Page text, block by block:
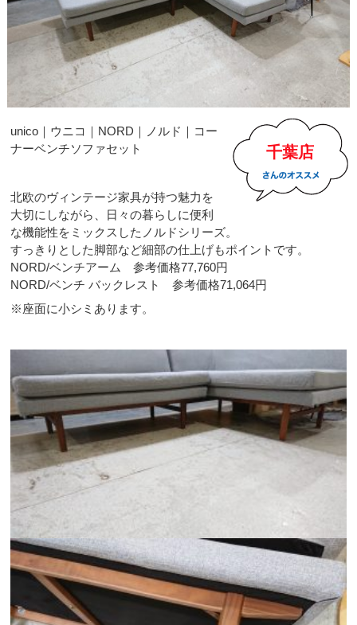
千葉店
unico｜ウニコ｜NORD｜ノルド｜コー
ナーベンチソファセット
北欧のヴィンテージ家具が持つ魅力を
大切にしながら、日々の暮らしに便利
な機能性をミックスしたノルドシリーズ。
すっきりとした脚部など細部の仕上げもポイントです。
NORD/ベンチアーム 参考価格77,760円
NORD/ベンチ バックレスト 参考価格71,064円
※座面に小シミあります。